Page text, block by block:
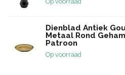
Dienblad Antiek
Metaal Rond
Patroon
Op voorraad